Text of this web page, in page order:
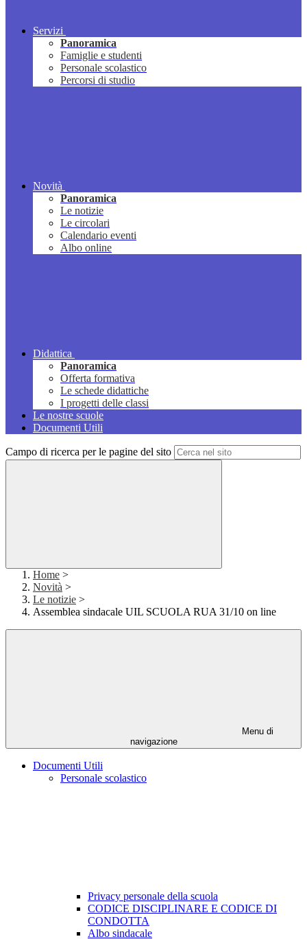
Servizi
Panoramica
Famiglie e studenti
Personale scolastico
Percorsi di studio
Novità
Panoramica
Le notizie
Le circolari
Calendario eventi
Albo online
Didattica
Panoramica
Offerta formativa
Le schede didattiche
I progetti delle classi
Le nostre scuole
Documenti Utili
Campo di ricerca per le pagine del sito
Home >
Novità >
Le notizie >
Assemblea sindacale UIL SCUOLA RUA 31/10 on line
Menu di
navigazione
Documenti Utili
Personale scolastico
Privacy personale della scuola
CODICE DISCIPLINARE E CODICE DI
CONDOTTA
Albo sindacale